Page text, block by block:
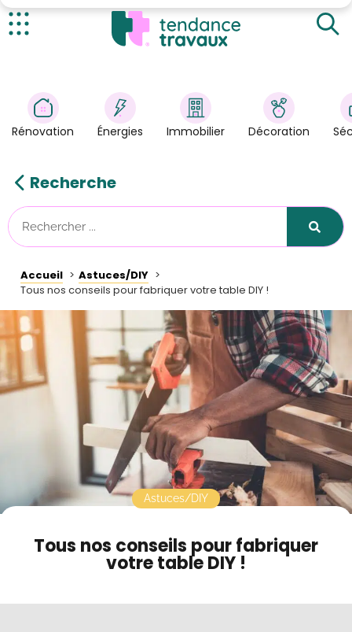
Énergies
Immobilier
Astuces/DIY
Tendance Travaux
Kit partenaire
À propos
Contact
Mode sombre
Rénovation Énergies Immobilier Décoration
Recherche
Accueil
Astuces/DIY
Tous nos conseils pour fabriquer votre table DIY !
Choisir le plateau et les pieds de la table en bois
Les outils à utiliser
Tous nos conseils pour fabriquer
votre table DIY !
Astuces/DIY